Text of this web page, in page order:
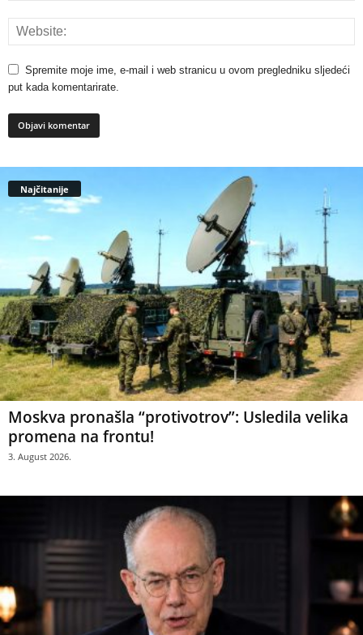
Spremite moje ime, e-mail i web stranicu u ovom pregledniku sljedeći
put kada komentarirate.
Najčitanije
Moskva pronašla “protivotrov”: Usledila velika
promena na frontu!
3. August 2026.